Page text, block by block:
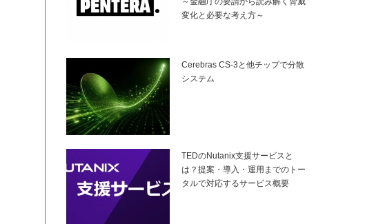
変化と必要な考え方～
Cerebras CS-3と他チップで分散
システム
TEDのNutanix支援サービスと
は？提案・導入・運用までのトー
タルで対応するサービス概要